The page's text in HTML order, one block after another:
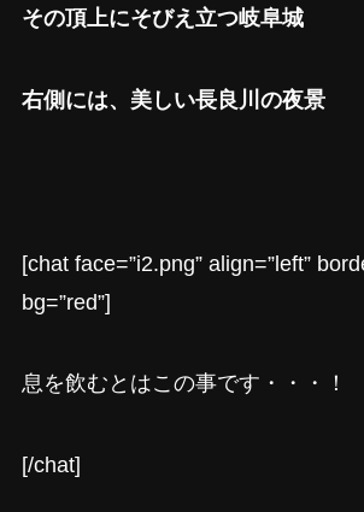
その頂上にそびえ立つ岐阜城
右側には、美しい長良川の夜景
[chat face=”i2.png” align=”left”
bg=”red”]
息を飲むとはこの事です・・・！
[/chat]